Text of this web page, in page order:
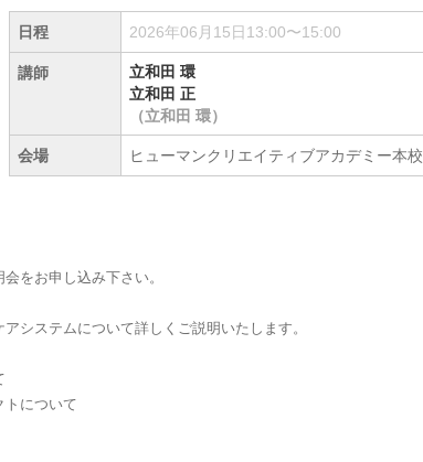
日程 2026年06月15日13:00〜15:00
講師
立和田 環
立和田 正
（立和田 環）
会場 ヒューマンクリエイティブアカデミー本校
をお申し込み下さい。
システムについて詳しくご説明いたします。
トについて